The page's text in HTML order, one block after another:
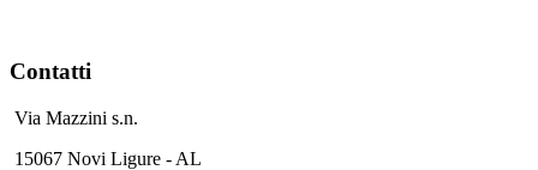
Contatti
Via Mazzini s.n.
15067 Novi Ligure - AL